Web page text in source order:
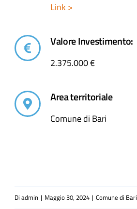
Link >
Valore Investimento:
2.375.000 €
Area territoriale
Comune di Bari
Di admin | Maggio 30, 2024 | Comune di Bari